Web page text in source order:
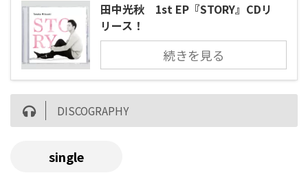
田中光秋 1st EP『STORY』CDリ
リース！
続きを見る
DISCOGRAPHY
single